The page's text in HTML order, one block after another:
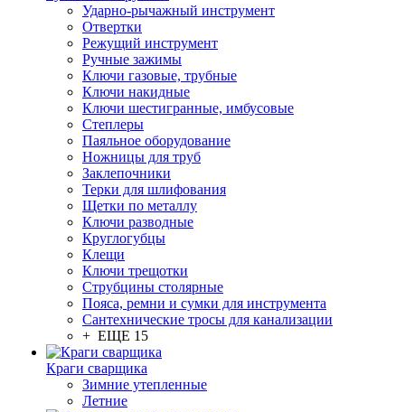
Ударно-рычажный инструмент
Отвертки
Режущий инструмент
Ручные зажимы
Ключи газовые, трубные
Ключи накидные
Ключи шестигранные, имбусовые
Степлеры
Паяльное оборудование
Ножницы для труб
Заклепочники
Терки для шлифования
Щетки по металлу
Ключи разводные
Круглогубцы
Клещи
Ключи трещотки
Струбцины столярные
Пояса, ремни и сумки для инструмента
Сантехнические тросы для канализации
+ ЕЩЕ 15
Краги сварщика
Зимние утепленные
Летние